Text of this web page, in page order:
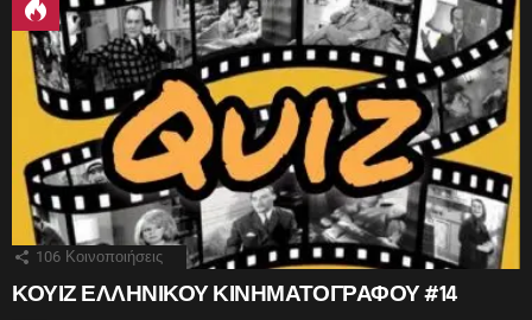
106 Κοινοποιήσεις
ΚΟΥΙΖ ΕΛΛΗΝΙΚΟΥ ΚΙΝΗΜΑΤΟΓΡΑΦΟΥ #14